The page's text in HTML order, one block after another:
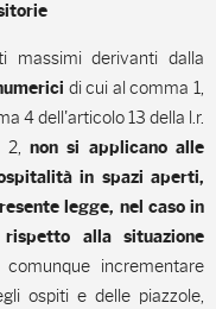
massimi derivanti dalla
di cui al comma 1,
4 dell'articolo 13 della l.r.
2, non si applicano alle
in spazi aperti,
legge, nel caso in
alla situazione
incrementare
ospiti e delle piazzole,